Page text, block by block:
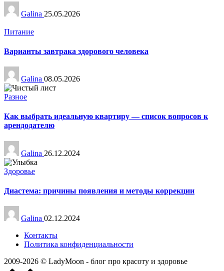
Запись
от
Galina 25.05.2026
Опубликовано
Питание
Варианты завтрака здорового человека
Запись
от
Galina 08.05.2026
Опубликовано
Разное
Как выбрать идеальную квартиру — список вопросов к
арендодателю
Запись
от
Galina 26.12.2024
Опубликовано
Здоровье
Диастема: причины появления и методы коррекции
Запись
от
Galina 02.12.2024
Контакты
Политика конфиденциальности
2009-2026 © LadyMoon - блог про красоту и здоровье